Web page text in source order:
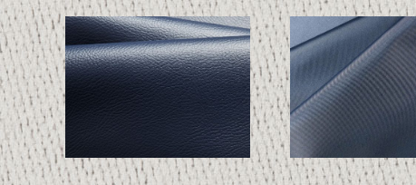
TECHNO 1997